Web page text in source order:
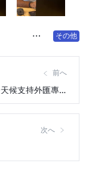
その他
前へ
候支持外匯專
次へ